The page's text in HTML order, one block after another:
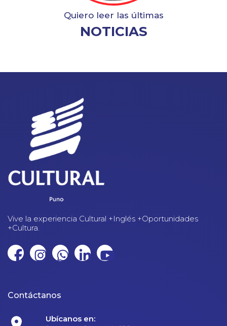
Quiero leer las últimas
NOTICIAS
Vive la experiencia Cultural +Inglés +Oportunidades
+Cultura.
Contáctanos
Ubícanos en: